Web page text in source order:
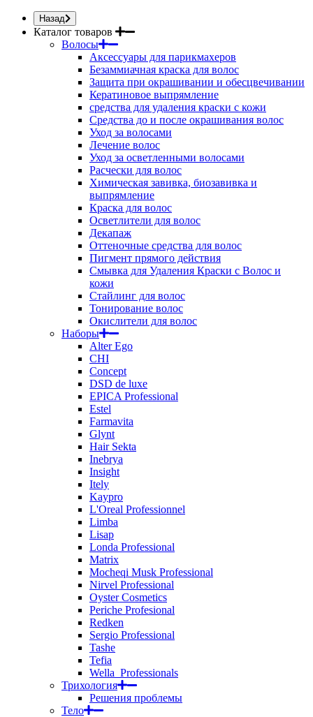
Назад
Каталог товаров
Волосы
Аксессуары для парикмахеров
Безаммиачная краска для волос
Защита при окрашивании и обесцвечивании
Кератиновое выпрямление
средства для удаления краски с кожи
Средства до и после окрашивания волос
Уход за волосами
Лечение волос
Уход за осветленными волосами
Расчески для волос
Химическая завивка, биозавивка и
выпрямление
Краска для волос
Осветлители для волос
Декапаж
Оттеночные средства для волос
Пигмент прямого действия
Смывка для Удаления Краски с Волос и
кожи
Стайлинг для волос
Тонирование волос
Окислители для волос
Наборы
Alter Ego
CHI
Concept
DSD de luxe
EPICA Professional
Estel
Farmavita
Glynt
Hair Sekta
Inebrya
Insight
Itely
Kaypro
L'Oreal Professionnel
Limba
Lisap
Londa Professional
Matrix
Mocheqi Musk Professional
Nirvel Professional
Oyster Cosmetics
Periche Profesional
Redken
Sergio Professional
Tashe
Tefia
Wella_Professionals
Трихология
Решения проблемы
Тело